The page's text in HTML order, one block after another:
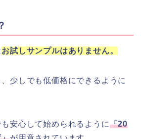
お試しサンプルはありません。
少しでも低価格にできるように
安心して始められるように「20